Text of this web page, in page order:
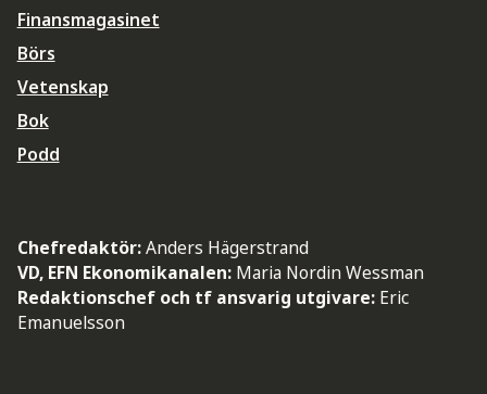
Finansmagasinet
Börs
Vetenskap
Bok
Podd
Chefredaktör:Anders Hägerstrand
VD, EFN Ekonomikanalen: Maria Nordin Wessman
Redaktionschef och tf ansvarig utgivare: Eric
Emanuelsson